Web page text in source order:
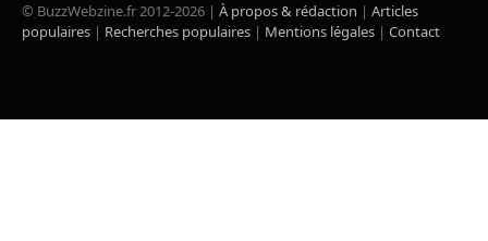
© BuzzWebzine.fr 2012-2026 | À propos & rédaction | Articles
populaires | Recherches populaires | Mentions légales | Contact